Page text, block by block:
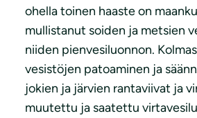
ohella toinen haaste on
mullistanut soiden ja metsien
niiden pienvesiluonnon.
vesistöjen patoaminen ja
jokien ja järvien rantaviivat ja
muutettu ja saatettu